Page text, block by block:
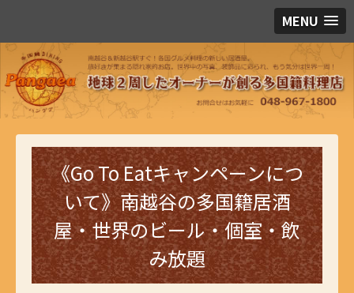
MENU
《Go To Eatキャンペーンにつ
いて》南越谷の多国籍居酒
屋・世界のビール・個室・飲
み放題